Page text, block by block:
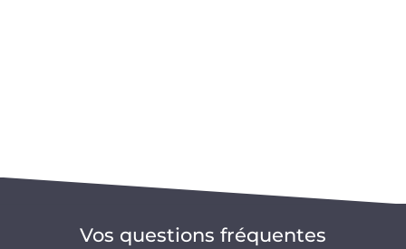
Vos questions fréquentes